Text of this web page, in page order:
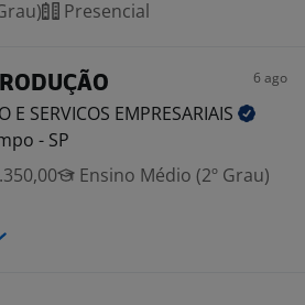
Presencial
6 ago
E SERVICOS EMPRESARIAIS
- SP
Ensino Médio (2º Grau)